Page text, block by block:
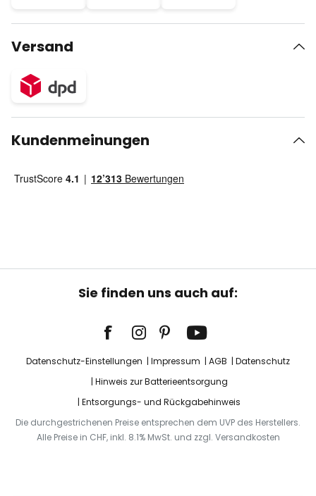
Versand
Kundenmeinungen
Sie finden uns auch auf:
Datenschutz-Einstellungen Impressum AGB
Datenschutz
Hinweis zur Batterieentsorgung
Entsorgungs- und Rückgabehinweis
Die durchgestrichenen Preise entsprechen dem UVP des Herstellers.
Alle Preise in CHF, inkl. 8.1% MwSt. und zzgl. Versandkosten